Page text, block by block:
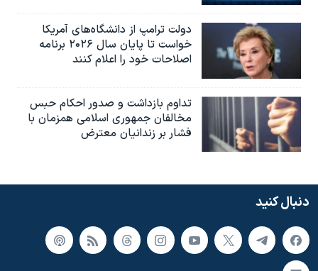
دولت ترامپ از دانشگاه‌های آمریکا
خواست تا پایان سال ۲۰۲۶ برنامه
اصلاحات خود را اعلام کنند
تداوم بازداشت و صدور احکام حبس
مخالفان جمهوری اسلامی همزمان با
فشار بر زندانیان معترض
دنبال کنید